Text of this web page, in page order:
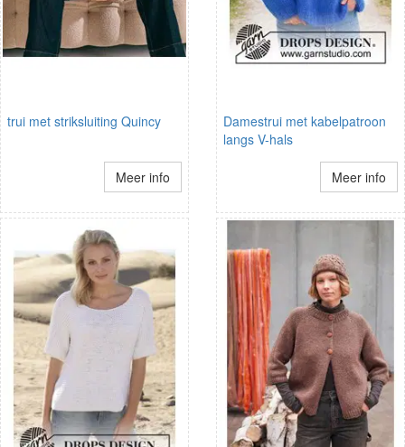
trui met striksluiting Quincy
Meer info
Damestrui met kabelpatroon
langs V-hals
Meer info